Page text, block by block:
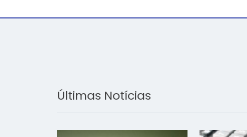
Últimas Notícias